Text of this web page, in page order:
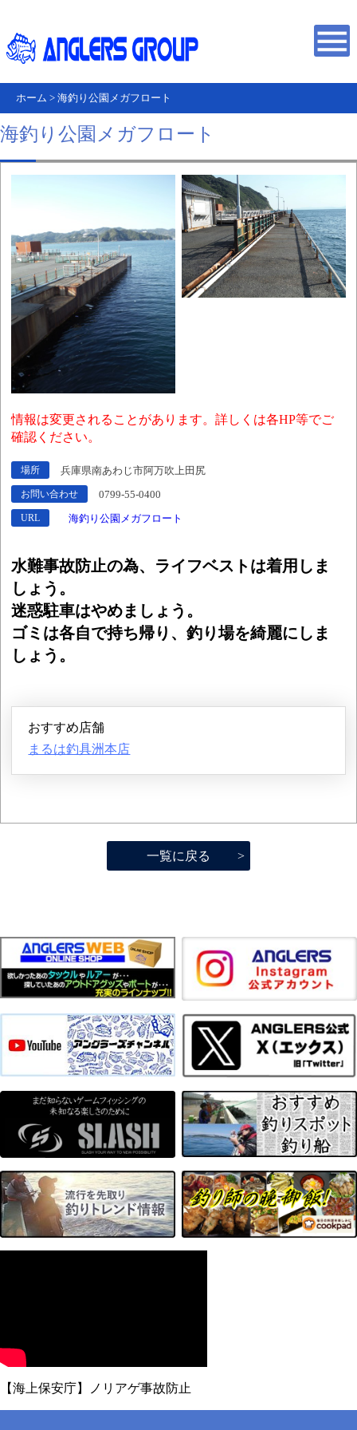
ホーム > 海釣り公園メガフロート
海釣り公園メガフロート
情報は変更されることがあります。詳しくは各HP等でご
確認ください。
場所 兵庫県南あわじ市阿万吹上田尻
お問い合わせ 0799-55-0400
URL 海釣り公園メガフロート
水難事故防止の為、ライフベストは着用しま
しょう。
迷惑駐車はやめましょう。
ゴミは各自で持ち帰り、釣り場を綺麗にしま
しょう。
おすすめ店舗
まるは釣具洲本店
一覧に戻る
【海上保安庁】ノリアゲ事故防止